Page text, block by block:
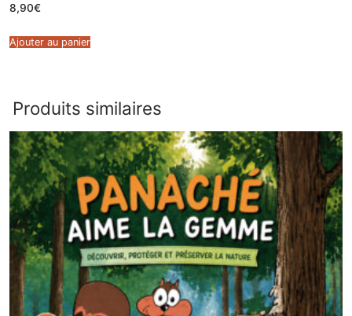
8,90€
Ajouter au panier
Produits similaires